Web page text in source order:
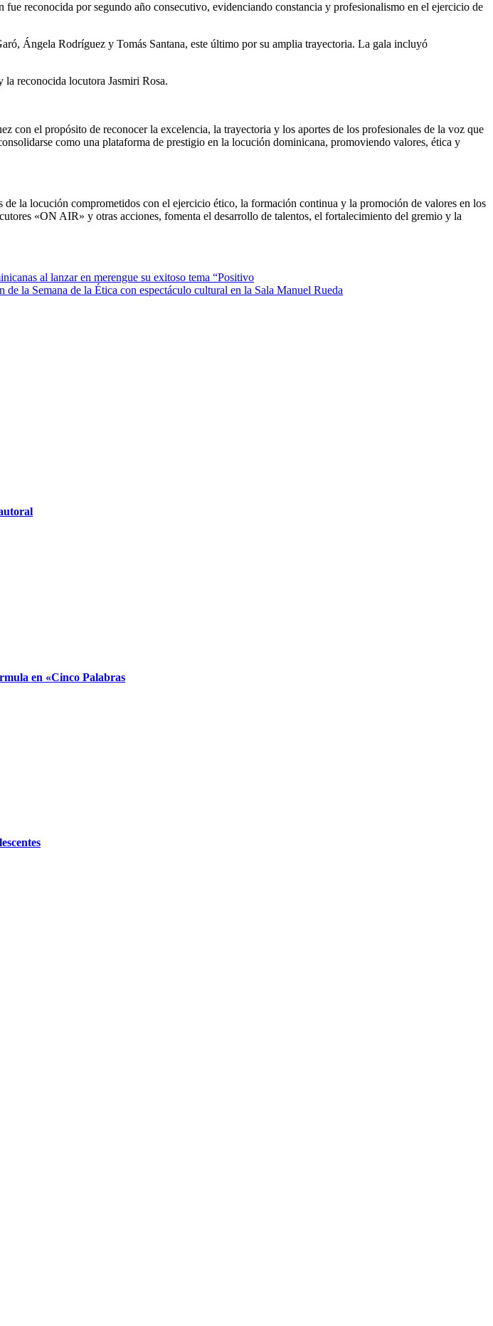
reconocida por segundo año consecutivo, evidenciando constancia y profesionalismo en el ejercicio de
Ángela Rodríguez y Tomás Santana, este último por su amplia trayectoria. La gala incluyó
reconocida locutora Jasmiri Rosa.
el propósito de reconocer la excelencia, la trayectoria y los aportes de los profesionales de la voz que
como una plataforma de prestigio en la locución dominicana, promoviendo valores, ética y
la locución comprometidos con el ejercicio ético, la formación continua y la promoción de valores en los
«ON AIR» y otras acciones, fomenta el desarrollo de talentos, el fortalecimiento del gremio y la
al lanzar en merengue su exitoso tema “Positivo
de la Semana de la Ética con espectáculo cultural en la Sala Manuel Rueda
en «Cinco Palabras